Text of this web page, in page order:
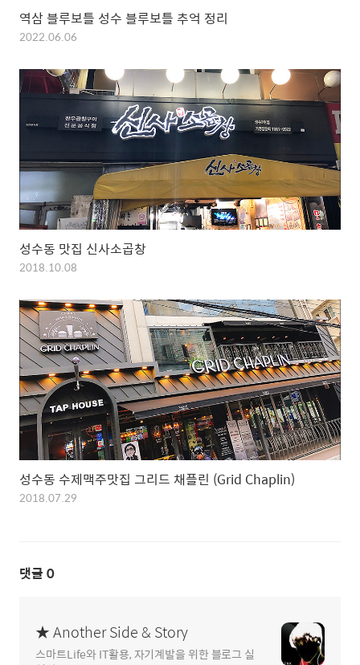
역삼 블루보틀 성수 블루보틀 추억 정리
2022.06.06
성수동 맛집 신사소곱창
2018.10.08
성수동 수제맥주맛집 그리드 채플린 (Grid Chaplin)
2018.07.29
댓글 0
★ Another Side & Story
스마트Life와 IT활용, 자기계발을 위한 블로그 실